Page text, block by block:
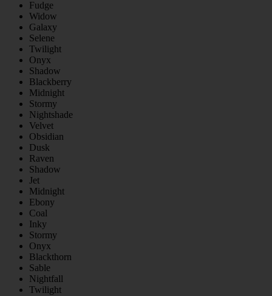
Fudge
Widow
Galaxy
Selene
Twilight
Onyx
Shadow
Blackberry
Midnight
Stormy
Nightshade
Velvet
Obsidian
Dusk
Raven
Shadow
Jet
Midnight
Ebony
Coal
Inky
Stormy
Onyx
Blackthorn
Sable
Nightfall
Twilight